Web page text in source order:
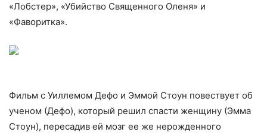
«Лобстер», «Убийство Священного Оленя» и
«Фаворитка».
Фильм с Уиллемом Дефо и Эммой Стоун повествует об
ученом (Дефо), который решил спасти женщину (Эмма
Стоун), пересадив ей мозг ее же нерожденного